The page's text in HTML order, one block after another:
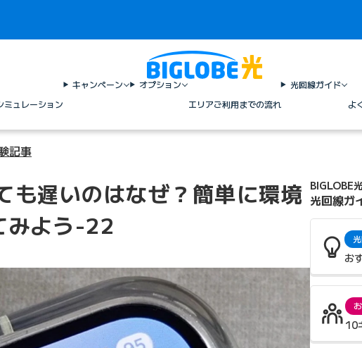
ミュレーション
キャンペーン
オプション
エリアご利用までの流れ
光回線ガイド
よ
記事
も遅いのはなぜ？簡単に環境
みよう-22
BIGLOBE光
光回線ガ
お
10